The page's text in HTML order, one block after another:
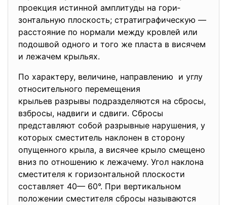
проекция истинной амплитуды на гори­
зонтальную плоскость; стратиграфическую —
расстояние по нормали между кровлей или
подошвой одного и того же пласта в висячем
и лежачем крыльях.
По характеру, величине, направлению и углу
относительного перемещения
крыльев разрывы подразделяются на сбросы,
взбросы, надвиги и сдвиги. Сбросы
представляют собой разрывные нарушения, у
которых сместитель наклонен в сторону
опущенного крыла, а висячее крыло смещено
вниз по отношению к лежачему. Угол наклона
сместителя к горизонтальной плоскости
составляет 40— 60°. При вертикальном
положении сместителя сбросы называются